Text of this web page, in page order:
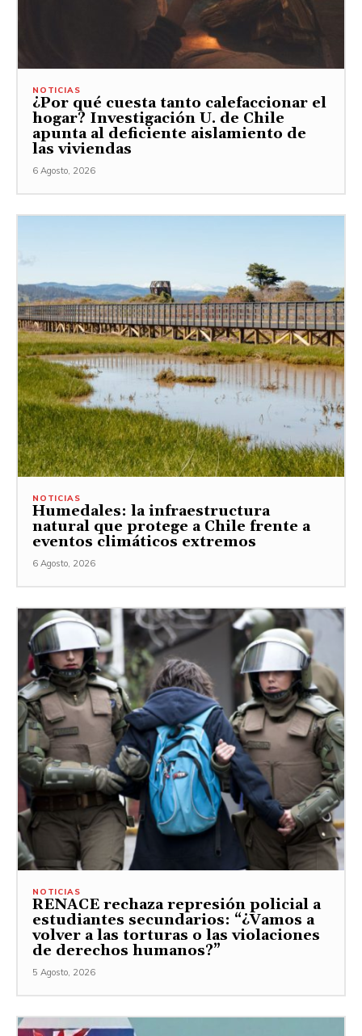
NOTICIAS
¿Por qué cuesta tanto calefaccionar el
hogar? Investigación U. de Chile
apunta al deficiente aislamiento de
las viviendas
6 Agosto, 2026
NOTICIAS
Humedales: la infraestructura
natural que protege a Chile frente a
eventos climáticos extremos
6 Agosto, 2026
NOTICIAS
RENACE rechaza represión policial a
estudiantes secundarios: “¿Vamos a
volver a las torturas o las violaciones
de derechos humanos?”
5 Agosto, 2026